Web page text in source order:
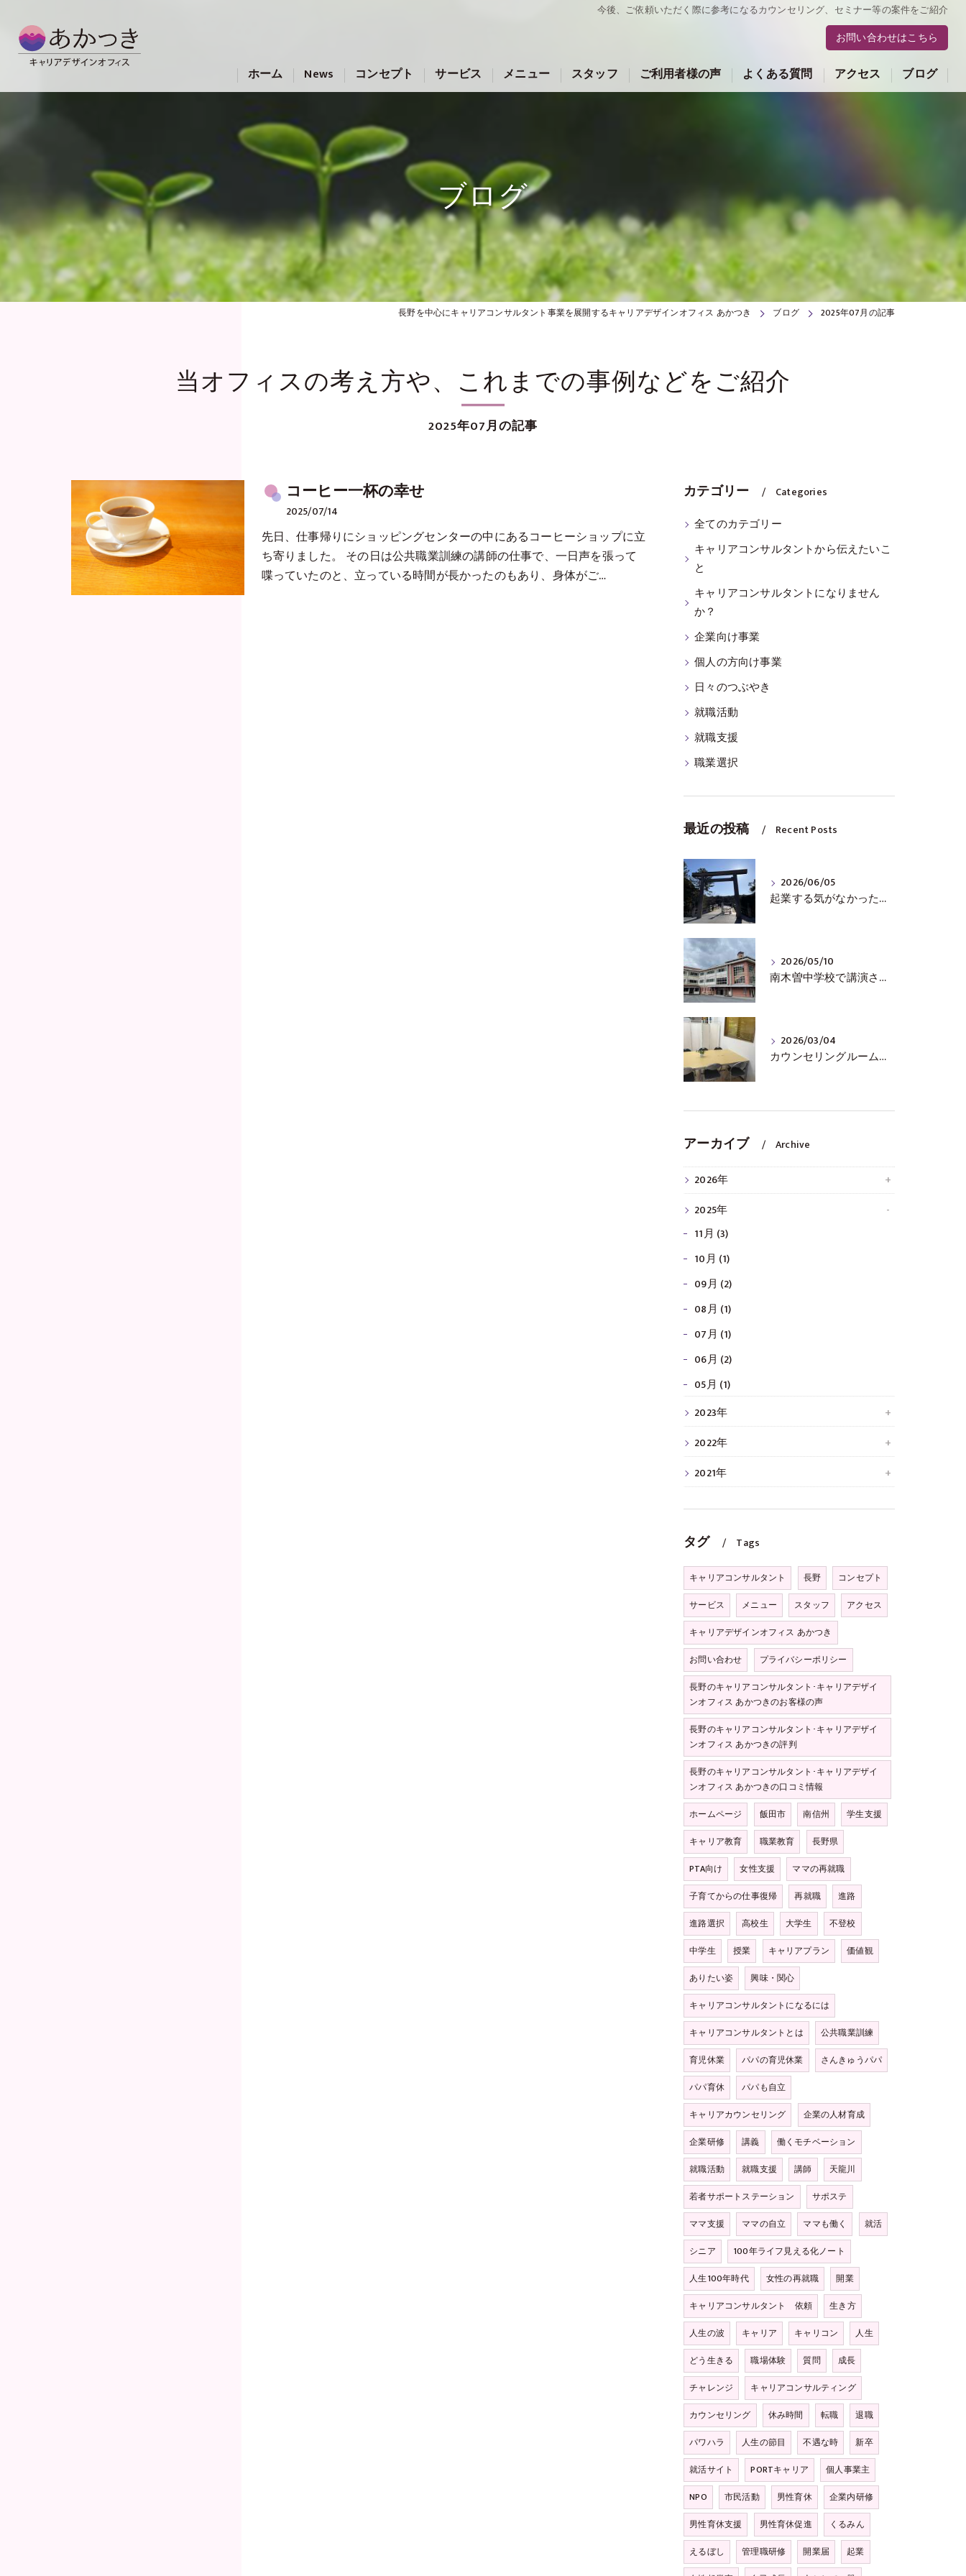
今後、ご依頼いただく際に参考になるカウンセリング、セミナー等の案件をご紹介
お問い合わせはこちら
ホーム News コンセプト サービス メニュー スタッフ ご利用者様の声 よくある質問 アクセス ブログ
ブログ
長野を中心にキャリアコンサルタント事業を展開するキャリアデザインオフィス あかつき ブログ 2025年07月の記事
当オフィスの考え方や、これまでの事例などをご紹介
2025年07月の記事
コーヒー一杯の幸せ
2025/07/14
先日、仕事帰りにショッピングセンターの中にあるコーヒーショップに立
ち寄りました。 その日は公共職業訓練の講師の仕事で、一日声を張って
喋っていたのと、立っている時間が長かったのもあり、身体がご…
カテゴリー Categories
全てのカテゴリー
キャリアコンサルタントから伝えたいこ
と
キャリアコンサルタントになりません
か？
企業向け事業
個人の方向け事業
日々のつぶやき
就職活動
就職支援
職業選択
最近の投稿 Recent Posts
2026/06/05
起業する気がなかった私が起業から得られたこと
2026/05/10
南木曽中学校で講演させていただきました
2026/03/04
カウンセリングルームから
アーカイブ Archive
2026年
2025年
11月 (3)
10月 (1)
09月 (2)
08月 (1)
07月 (1)
06月 (2)
05月 (1)
2023年
2022年
2021年
タグ Tags
キャリアコンサルタント 長野
コンセプト
サービス
メニュー スタッフ
アクセス
キャリアデザインオフィス あかつき
お問い合わせ
プライバシーポリシー
長野のキャリアコンサルタント･キャリアデザイ
ンオフィス あかつきのお客様の声
長野のキャリアコンサルタント･キャリアデザイ
ンオフィス あかつきの評判
長野のキャリアコンサルタント･キャリアデザイ
ンオフィス あかつきの口コミ情報
ホームページ
飯田市 南信州
学生支援
キャリア教育
職業教育
長野県
PTA向け
女性支援
ママの再就職
子育てからの仕事復帰
再就職
進路
進路選択
高校生 大学生
不登校
中学生
授業 キャリアプラン
価値観
ありたい姿
興味・関心
キャリアコンサルタントになるには
キャリアコンサルタントとは
公共職業訓練
育児休業
パパの育児休業
さんきゅうパパ
パパ育休
パパも自立
キャリアカウンセリング
企業の人材育成
企業研修
講義
働くモチベーション
就職活動
就職支援 講師
天龍川
若者サポートステーション
サポステ
ママ支援
ママの自立 ママも働く
就活
シニア
100年ライフ見える化ノート
人生100年時代
女性の再就職
開業
キャリアコンサルタント 依頼
生き方
人生の波
キャリア キャリコン
人生
どう生きる
職場体験 質問
成長
チャレンジ
キャリアコンサルティング
カウンセリング
休み時間 転職
退職
パワハラ
人生の節目 不遇な時
新卒
就活サイト
PORTキャリア
個人事業主
NPO
市民活動 男性育休
企業内研修
男性育休支援
男性育休促進
くるみん
えるぼし
管理職研修 開業届
起業